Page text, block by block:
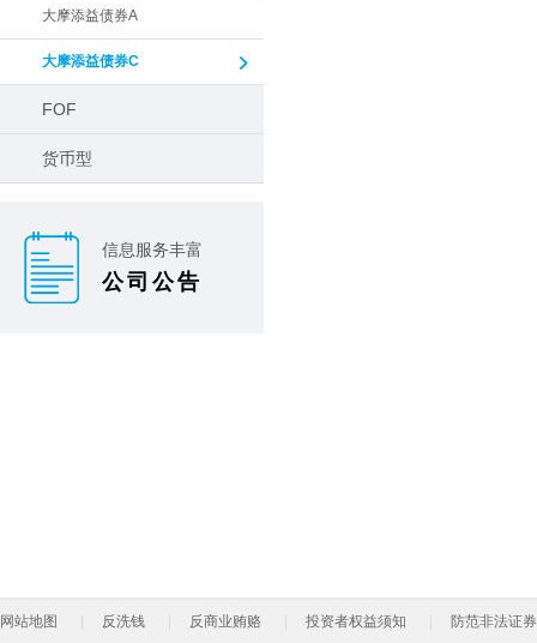
大摩添益债券A
大摩添益债券C
FOF
货币型
信息服务丰富
公司公告
网站地图 反洗钱 反商业贿赂 投资者权益须知 防范非法证